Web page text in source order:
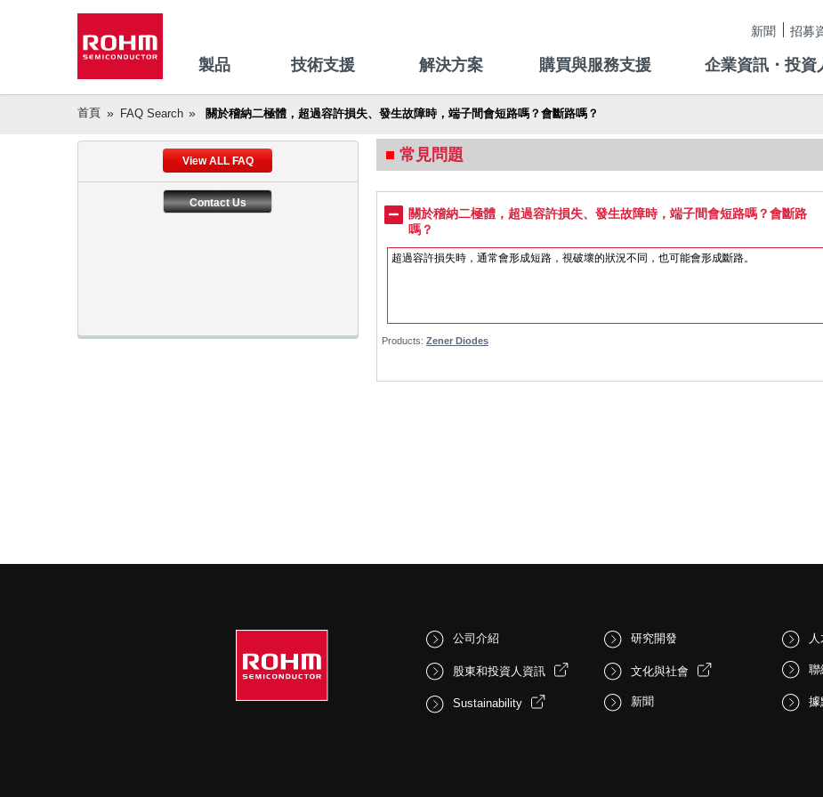
新聞 招募
製品 技術支援 解決方案 購買與服務支援 企業資訊・投資
首頁 FAQ Search 關於稽納二極體，超過容許損失、發生故障時，端子間會短路嗎？會斷路嗎？
View ALL FAQ
Contact Us
常見問題
關於稽納二極體，超過容許損失、發生故障時，端子間會短路嗎？會斷路
嗎？
超過容許損失時，通常會形成短路，視破壞的狀況不同，也可能會形成斷路。
Products:Zener Diodes
公司介紹
股東和投資人資訊
Sustainability
研究開發
文化與社會
新聞
聯
據